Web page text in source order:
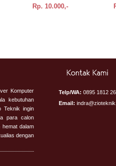
Rp. 10.000,-
Komputer
kebutuhan
Teknik ingin
para calon
hemat dalam
dengan
Telp/WA: 0895 1812
Email: